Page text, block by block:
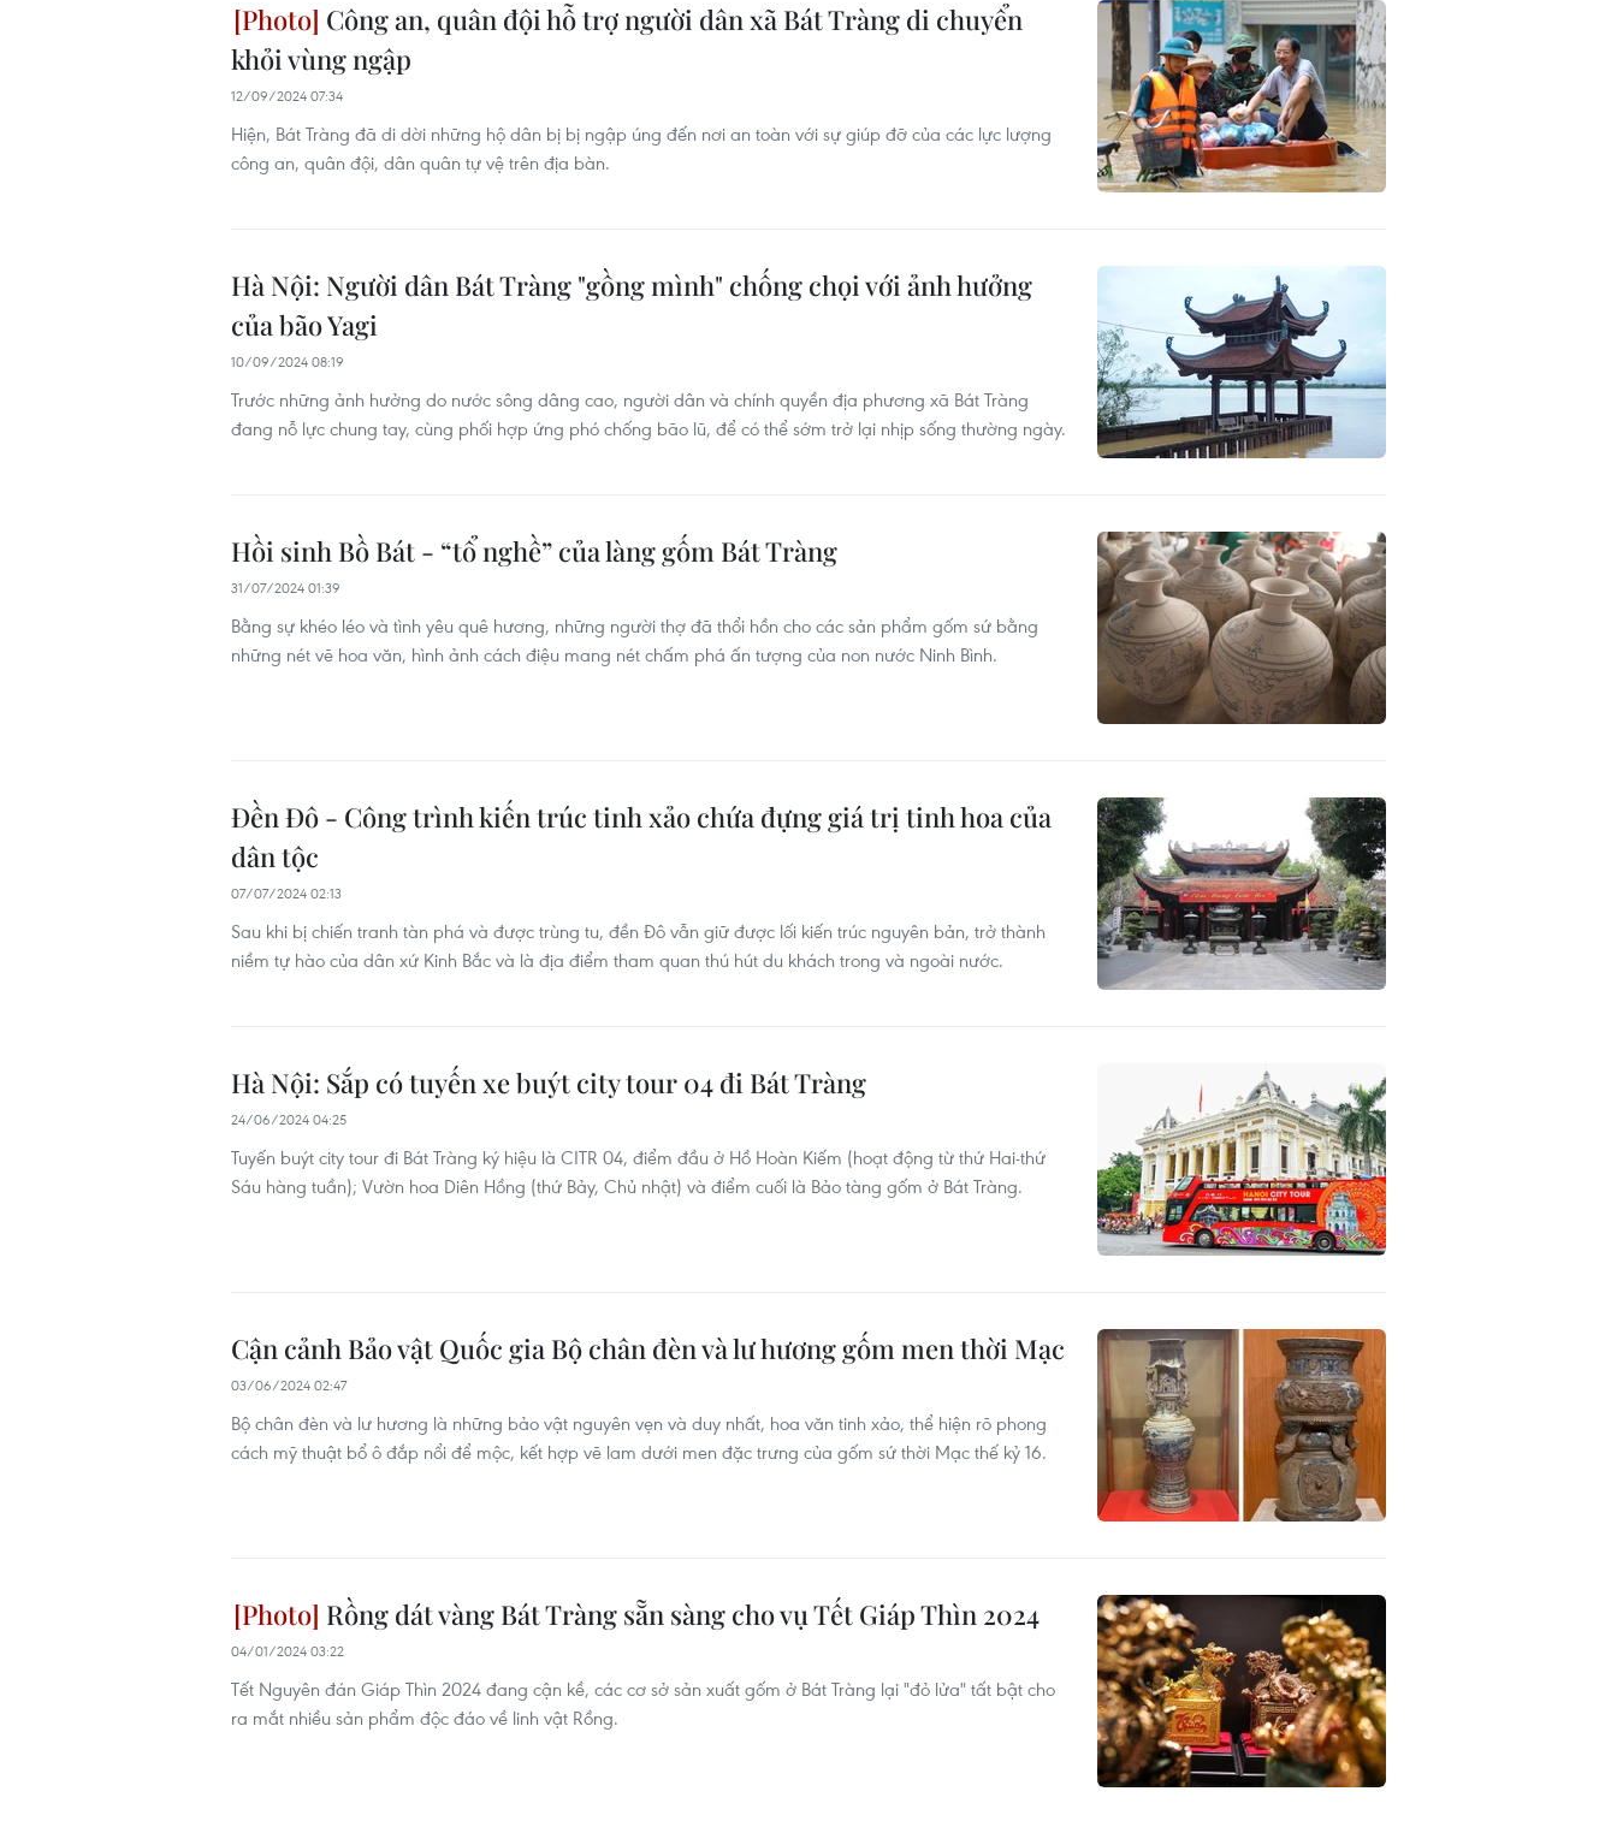
Công an, quân đội hỗ trợ người dân xã Bát Tràng di chuyển
khỏi vùng ngập
12/09/2024 07:34
Hiện, Bát Tràng đã di dời những hộ dân bị bị ngập úng đến nơi an toàn với sự giúp đỡ của các lực lượng
công an, quân đội, dân quân tự vệ trên địa bàn.
Hà Nội: Người dân Bát Tràng "gồng mình" chống chọi với ảnh hưởng
của bão Yagi
10/09/2024 08:19
Trước những ảnh hưởng do nước sông dâng cao, người dân và chính quyền địa phương xã Bát Tràng
đang nỗ lực chung tay, cùng phối hợp ứng phó chống bão lũ, để có thể sớm trở lại nhịp sống thường ngày.
Hồi sinh Bồ Bát - “tổ nghề” của làng gốm Bát Tràng
31/07/2024 01:39
Bằng sự khéo léo và tình yêu quê hương, những người thợ đã thổi hồn cho các sản phẩm gốm sứ bằng
những nét vẽ hoa văn, hình ảnh cách điệu mang nét chấm phá ấn tượng của non nước Ninh Bình.
Đền Đô - Công trình kiến trúc tinh xảo chứa đựng giá trị tinh hoa của
dân tộc
07/07/2024 02:13
Sau khi bị chiến tranh tàn phá và được trùng tu, đền Đô vẫn giữ được lối kiến trúc nguyên bản, trở thành
niềm tự hào của dân xứ Kinh Bắc và là địa điểm tham quan thú hút du khách trong và ngoài nước.
Hà Nội: Sắp có tuyến xe buýt city tour 04 đi Bát Tràng
24/06/2024 04:25
Tuyến buýt city tour đi Bát Tràng ký hiệu là CITR 04, điểm đầu ở Hồ Hoàn Kiếm (hoạt động từ thứ Hai-thứ
Sáu hàng tuần); Vườn hoa Diên Hồng (thứ Bảy, Chủ nhật) và điểm cuối là Bảo tàng gốm ở Bát Tràng.
Cận cảnh Bảo vật Quốc gia Bộ chân đèn và lư hương gốm men thời Mạc
03/06/2024 02:47
Bộ chân đèn và lư hương là những bảo vật nguyên vẹn và duy nhất, hoa văn tinh xảo, thể hiện rõ phong
cách mỹ thuật bổ ô đắp nổi để mộc, kết hợp vẽ lam dưới men đặc trưng của gốm sứ thời Mạc thế kỷ 16.
Rồng dát vàng Bát Tràng sẵn sàng cho vụ Tết Giáp Thìn 2024
04/01/2024 03:22
Tết Nguyên đán Giáp Thìn 2024 đang cận kề, các cơ sở sản xuất gốm ở Bát Tràng lại "đỏ lửa" tất bật cho
ra mắt nhiều sản phẩm độc đáo về linh vật Rồng.